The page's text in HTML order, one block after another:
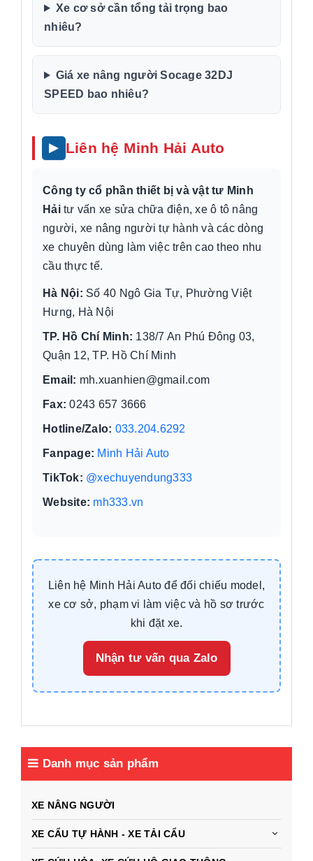
Xe cơ sở cần tổng tải trọng bao
nhiêu?
Giá xe nâng người Socage 32DJ
SPEED bao nhiêu?
Liên hệ Minh Hải Auto
Công ty cổ phần thiết bị và vật tư Minh
Hảitư vấn xe sửa chữa điện, xe ô tô nâng
người, xe nâng người tự hành và các dòng
xe chuyên dùng làm việc trên cao theo nhu
cầu thực tế.
Hà Nội: Số 40 Ngô Gia Tự, Phường Việt
Hưng, Hà Nội
TP. Hồ Chí Minh: 138/7 An Phú Đông 03,
Quận 12, TP. Hồ Chí Minh
Email: mh.xuanhien@gmail.com
Fax: 0243 657 3666
Hotline/Zalo: 033.204.6292
Fanpage: Minh Hải Auto
TikTok: @xechuyendung333
Website: mh333.vn
Liên hệ Minh Hải Auto để đối chiếu model,
xe cơ sở, phạm vi làm việc và hồ sơ trước
khi đặt xe.
Nhận tư vấn qua Zalo
Danh mục sản phẩm
XE NÂNG NGƯỜI
XE CẨU TỰ HÀNH - XE TẢI CẨU